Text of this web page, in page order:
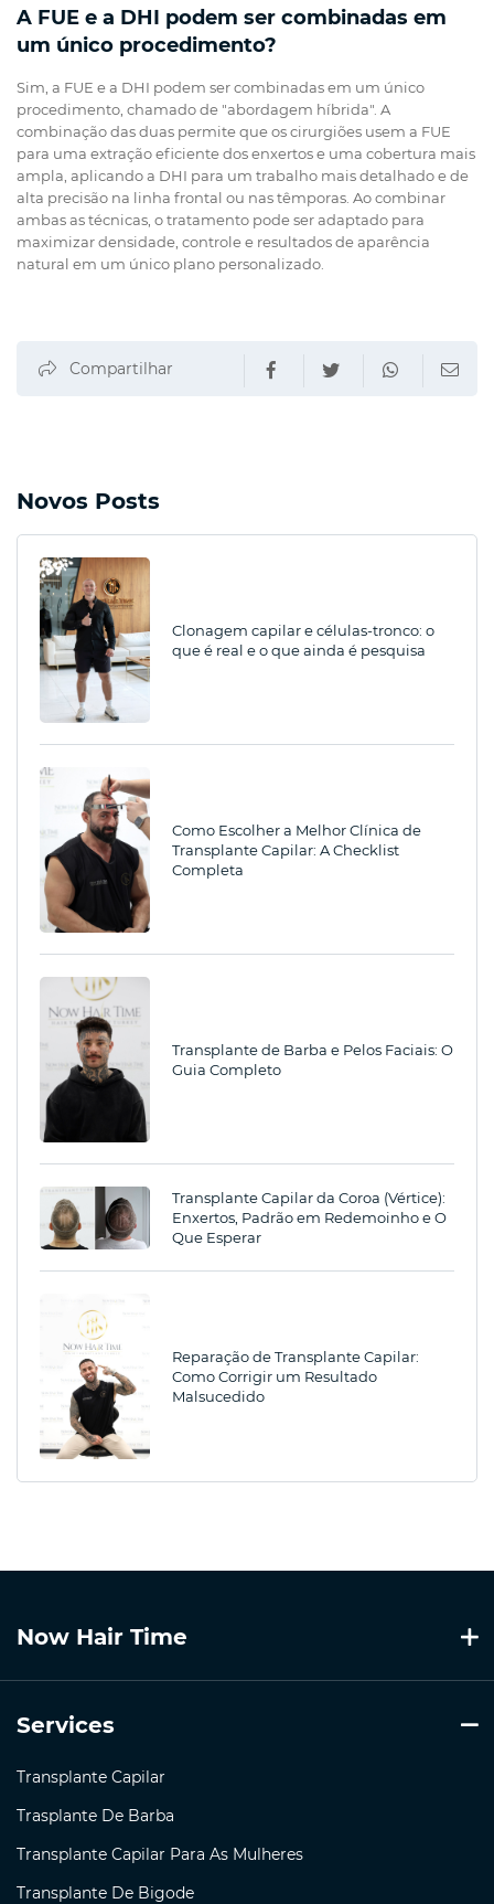
A FUE e a DHI podem ser combinadas em
um único procedimento?
Sim, a FUE e a DHI podem ser combinadas em um único
procedimento, chamado de "abordagem híbrida". A
combinação das duas permite que os cirurgiões usem a FUE
para uma extração eficiente dos enxertos e uma cobertura mais
ampla, aplicando a DHI para um trabalho mais detalhado e de
alta precisão na linha frontal ou nas têmporas. Ao combinar
ambas as técnicas, o tratamento pode ser adaptado para
maximizar densidade, controle e resultados de aparência
natural em um único plano personalizado.
Compartilhar
Novos Posts
Clonagem capilar e células-tronco: o
que é real e o que ainda é pesquisa
Como Escolher a Melhor Clínica de
Transplante Capilar: A Checklist
Completa
Transplante de Barba e Pelos Faciais: O
Guia Completo
Transplante Capilar da Coroa (Vértice):
Enxertos, Padrão em Redemoinho e O
Que Esperar
Reparação de Transplante Capilar:
Como Corrigir um Resultado
Malsucedido
Now Hair Time
Services
Transplante Capilar
Trasplante De Barba
Transplante Capilar Para As Mulheres
Transplante De Bigode